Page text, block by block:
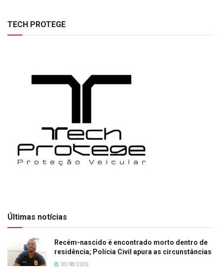
TECH PROTEGE
Últimas notícias
Recém-nascido é encontrado morto dentro de
residência; Polícia Civil apura as circunstâncias
03/08/2026